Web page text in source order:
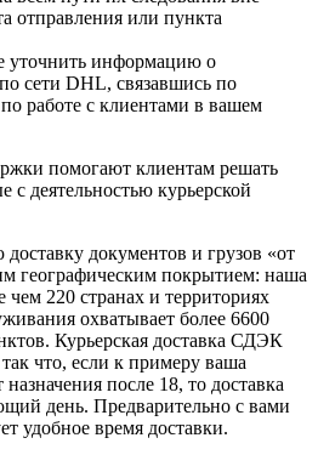
отправления или пункта
уточнить информацию о
сети DHL, связавшись по
работе с клиентами в вашем
помогают клиентам решать
деятельностью курьерской
документов и грузов «от
географическим покрытием: наша
чем 220 странах и территориях
охватывает более 6600
Курьерская доставка СДЭК
что, если к примеру ваша
после 18, то доставка
день. Предварительно с вами
удобное время доставки.